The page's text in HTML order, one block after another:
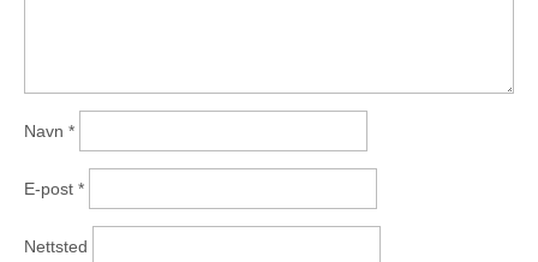
Navn *
E-post *
Nettsted